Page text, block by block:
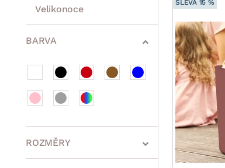
Velikonoce
Sedací soupravy a pohovky
Sestavy a stěny
Drobný nábytek
Spotřebiče
BARVA
ROZMĚRY
SLEVA 15 %